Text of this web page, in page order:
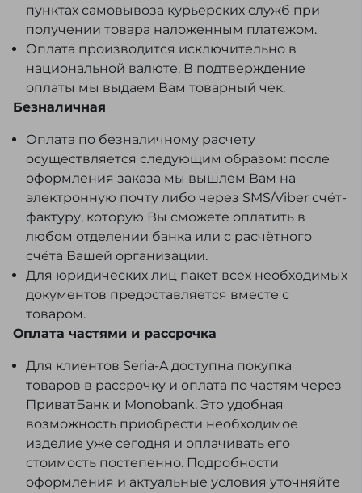
пунктах самовывоза курьерских служб при
получении товара наложенным платежом.
Оплата производится исключительно в
национальной валюте. В подтверждение
оплаты мы выдаем Вам товарный чек.
Безналичная
Оплата по безналичному расчету
осуществляется следующим образом: после
оформления заказа мы вышлем Вам на
электронную почту либо через SMS/Viber счёт-
фактуру, которую Вы сможете оплатить в
любом отделении банка или с расчётного
счёта Вашей организации.
Для юридических лиц пакет всех необходимых
документов предоставляется вместе с
товаром.
Оплата частями и рассрочка
Для клиентов Seria-A доступна покупка
товаров в рассрочку и оплата по частям через
ПриватБанк и Monobank. Это удобная
возможность приобрести необходимое
изделие уже сегодня и оплачивать его
стоимость постепенно. Подробности
оформления и актуальные условия уточняйте